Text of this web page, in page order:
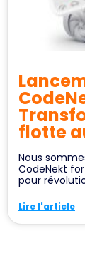
flotte
Nous
CodeNekt
pour
Lire l'article